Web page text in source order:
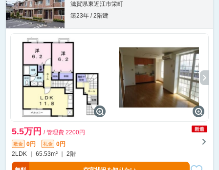
滋賀県東近江市栄町
築23年 / 2階建
5.5万円 / 管理費 2200円
敷金 0円 礼金
0円
2LDK ｜ 65.53m² ｜ 2階